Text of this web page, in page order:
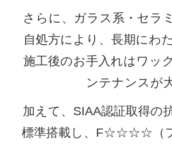
さらに、ガラス系・セラ
自処方により、長期にわ
施工後のお手入れはワッ
ンテナンスが
加えて、SIAA認証取得の
標準搭載し、F☆☆☆☆（フ